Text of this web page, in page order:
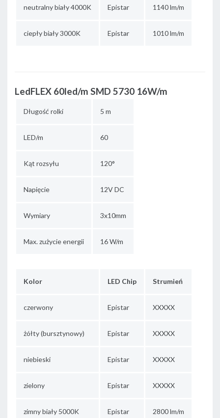
neutralny biały 4000K Epistar 1140 lm/m
ciepły biały 3000K Epistar 1010 lm/m
LedFLEX 60led/m SMD 5730 16W/m
Długość rolki 5 m
LED/m 60
Kąt rozsyłu 120°
Napięcie 12V DC
Wymiary 3x10mm
Max. zużycie energii 16 W/m
Kolor LED Chip Strumień
czerwony Epistar XXXXX
żółty (bursztynowy) Epistar XXXXX
niebieski Epistar XXXXX
zielony Epistar XXXXX
zimny biały 5000K Epistar 2800 lm/m